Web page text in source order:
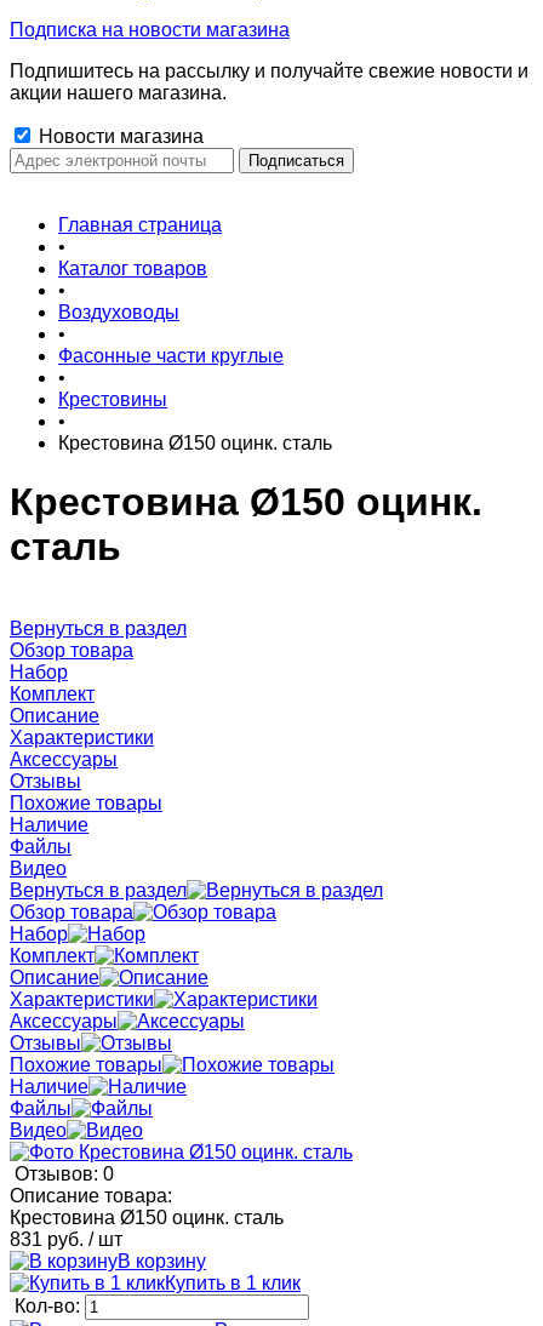
Подписка на новости магазина
Подпишитесь на рассылку и получайте свежие новости и
акции нашего магазина.
Новости магазина
Главная страница
•
Каталог товаров
•
Воздуховоды
•
Фасонные части круглые
•
Крестовины
•
Крестовина Ø150 оцинк. сталь
Крестовина Ø150 оцинк.
сталь
Вернуться в раздел
Обзор товара
Набор
Комплект
Описание
Характеристики
Аксессуары
Отзывы
Похожие товары
Наличие
Файлы
Видео
Вернуться в раздел
Обзор товара
Набор
Комплект
Описание
Характеристики
Аксессуары
Отзывы
Похожие товары
Наличие
Файлы
Видео
Отзывов: 0
Описание товара:
Крестовина Ø150 оцинк. сталь
831 руб. / шт
В корзину
Купить в 1 клик
Кол-во: